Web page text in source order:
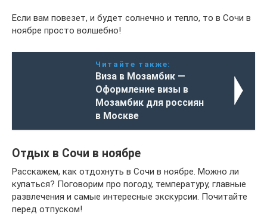
Если вам повезет, и будет солнечно и тепло, то в Сочи в
ноябре просто волшебно!
Читайте также:
Виза в Мозамбик —
Оформление визы в
Мозамбик для россиян
в Москве
Отдых в Сочи в ноябре
Расскажем, как отдохнуть в Сочи в ноябре. Можно ли
купаться? Поговорим про погоду, температуру, главные
развлечения и самые интересные экскурсии. Почитайте
перед отпуском!